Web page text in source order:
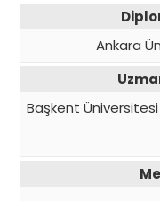
Ankara
Başkent Üniversitesi